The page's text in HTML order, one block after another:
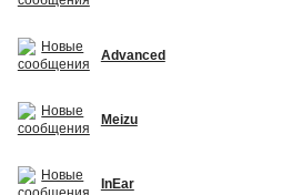
Advanced
Meizu
InEar